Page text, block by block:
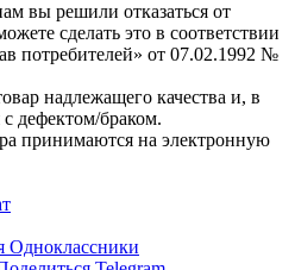
вы решили отказаться от
сделать это в соответствии
потребителей» от 07.02.1992 №
надлежащего качества и, в
с дефектом/браком.
принимаются на электронную